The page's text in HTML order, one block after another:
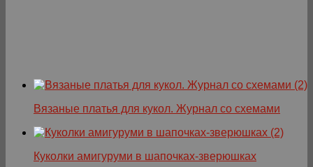
Вязаные платья для кукол. Журнал со схемами
Куколки амигуруми в шапочках-зверюшках